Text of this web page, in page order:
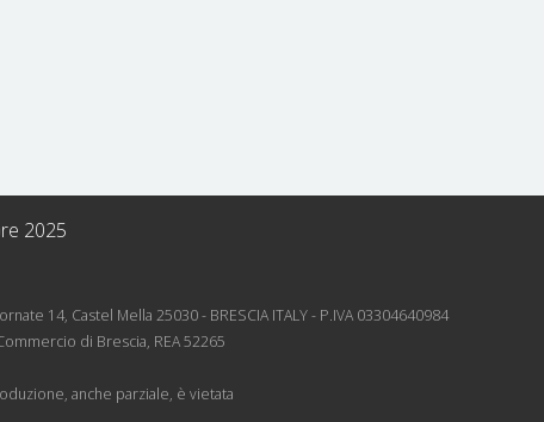
2025
14, Castel Mella 25030 - BRESCIA ITALY - P.IVA 03304640984
di Brescia, REA 52265
anche parziale, è vietata